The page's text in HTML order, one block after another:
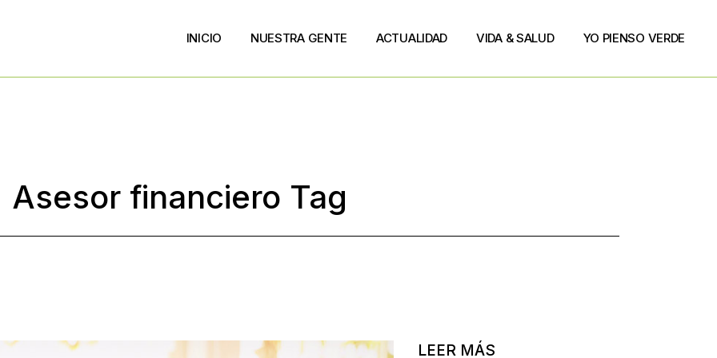
INICIO NUESTRA GENTE ACTUALIDAD VIDA & SALUD YO PIENSO VERDE
Asesor financiero Tag
LEER MÁS